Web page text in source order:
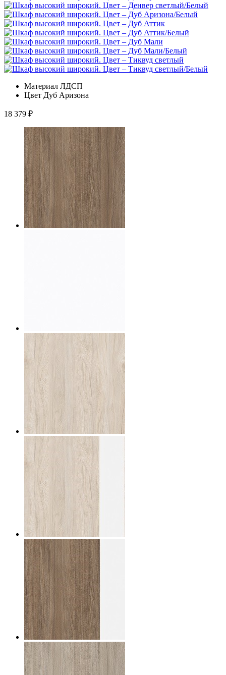
Материал ЛДСП
Цвет Дуб Аризона
18 379 ₽